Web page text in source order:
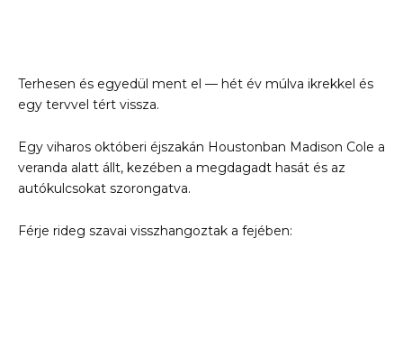
Terhesen és egyedül ment el — hét év múlva ikrekkel és
egy tervvel tért vissza.
Egy viharos októberi éjszakán Houstonban Madison Cole a
veranda alatt állt, kezében a megdagadt hasát és az
autókulcsokat szorongatva.
Férje rideg szavai visszhangoztak a fejében: